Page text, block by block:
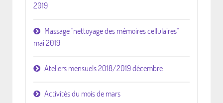
2019
Massage "nettoyage des mémoires cellulaires"
mai 2019
Ateliers mensuels 2018/2019 décembre
Activités du mois de mars